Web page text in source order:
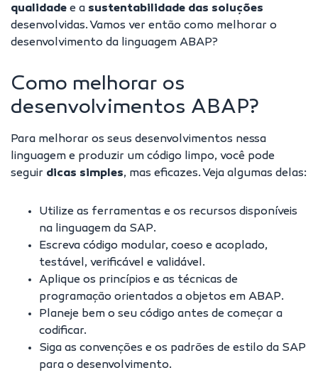
qualidade e a sustentabilidade das soluções
desenvolvidas. Vamos ver então como melhorar o
desenvolvimento da linguagem ABAP?
Como melhorar os
desenvolvimentos ABAP?
Para melhorar os seus desenvolvimentos nessa
linguagem e produzir um código limpo, você pode
seguir dicas simples, mas eficazes. Veja algumas delas:
Utilize as ferramentas e os recursos disponíveis
na linguagem da SAP.
Escreva código modular, coeso e acoplado,
testável, verificável e validável.
Aplique os princípios e as técnicas de
programação orientados a objetos em ABAP.
Planeje bem o seu código antes de começar a
codificar.
Siga as convenções e os padrões de estilo da SAP
para o desenvolvimento.